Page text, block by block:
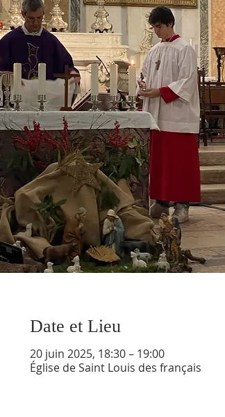
Date et Lieu
20 juin 2025, 18:30 – 19:00
Église de Saint Louis des français